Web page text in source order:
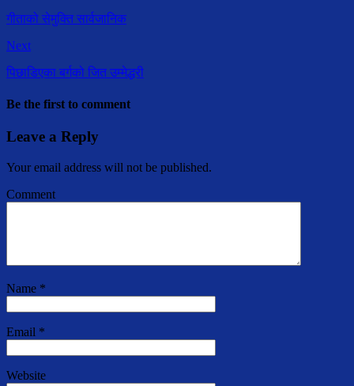
गीताको सेमुक्ति सार्वजानिक
Next
पिछाडिएका बर्गको जित उम्मेद्धरी
Be the first to comment
Leave a Reply
Your email address will not be published.
Comment
Name *
Email *
Website